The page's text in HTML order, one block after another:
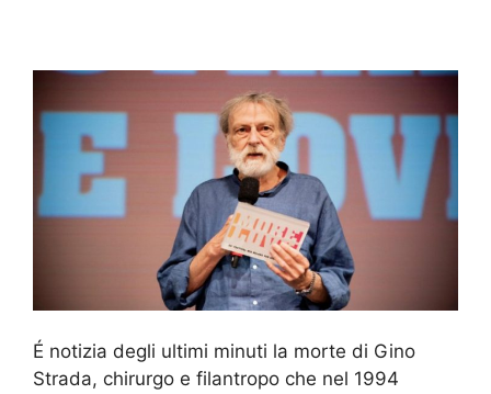
É notizia degli ultimi minuti la morte di Gino
Strada, chirurgo e filantropo che nel 1994